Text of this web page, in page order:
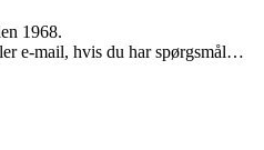
1968.
e-mail, hvis du har spørgsmål…